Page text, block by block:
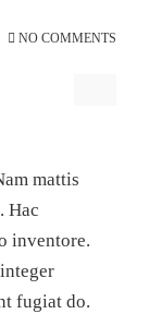
NO COMMENTS
mattis
Hac
inventore.
fugiat do.